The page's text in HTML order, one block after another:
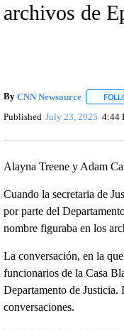
archivos de
By CNN Newsource
Published July 23, 2025 4:44
Alayna Treene y Adam
Cuando la secretaria de
por parte del
nombre figuraba en los
La conversación, en la
funcionarios de la Casa
Departamento de
conversaciones.